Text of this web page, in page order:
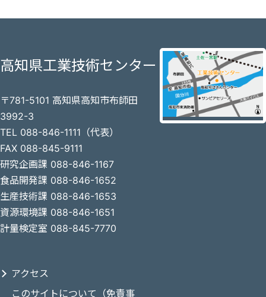
高知県工業技術センター
〒781-5101 高知県高知市布師田
3992-3
TEL 088-846-1111（代表）
FAX 088-845-9111
研究企画課 088-846-1167
食品開発課 088-846-1652
生産技術課 088-846-1653
資源環境課 088-846-1651
計量検定室 088-845-7770
アクセス
このサイトについて（免責事